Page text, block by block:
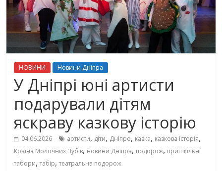
НОВИНИ Новини Дніпра
У Дніпрі юні артисти
подарували дітям
яскраву казкову історію
04.06.2026 артисти, діти, Дніпро, казка, казкова історія,
Країна Молочних Зубів, новини Дніпра, подорож, пришкільні
табори,табір,театральна подорож